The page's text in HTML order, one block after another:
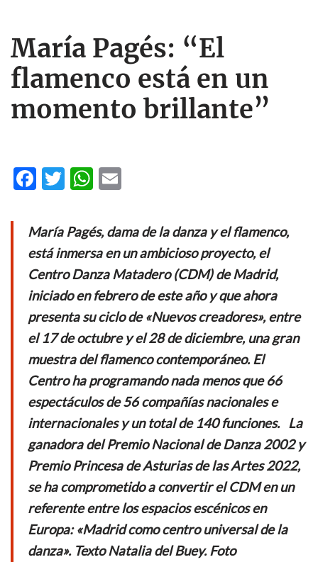
María Pagés: “El
flamenco está en un
momento brillante”
F
e
b
o
o
k
T
itt
er
W
at
s
A
p
p
ail
María Pagés, dama de la danza y el flamenco,
está inmersa en un ambicioso proyecto, el
Centro Danza Matadero (CDM) de Madrid,
iniciado en febrero de este año y que ahora
presenta su ciclo de «Nuevos creadores», entre
el 17 de octubre y el 28 de diciembre, una gran
muestra del flamenco contemporáneo. El
Centro ha programando nada menos que 66
espectáculos de 56 compañías nacionales e
internacionales y un total de 140 funciones. La
ganadora del Premio Nacional de Danza 2002 y
Premio Princesa de Asturias de las Artes 2022,
se ha comprometido a convertir el CDM en un
referente entre los espacios escénicos en
Europa: «Madrid como centro universal de la
danza». Texto Natalia del Buey. Foto